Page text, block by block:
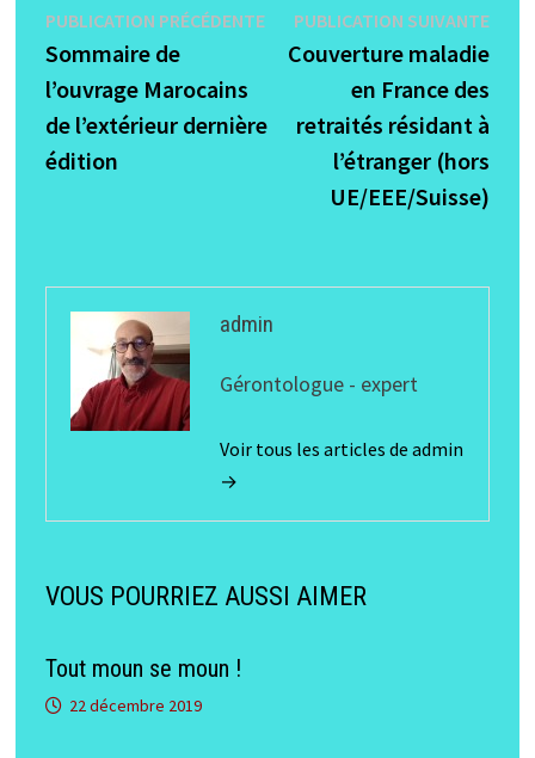
Navigation
de
l’article
PUBLICATION PRÉCÉDENTEPublication
précédente :
Sommaire de
l’ouvrage Marocains
de l’extérieur dernière
édition
PUBLICATION SUIVANTE
Couverture maladie
en France des
retraités résidant à
l’étranger (hors
UE/EEE/Suisse)
admin
Gérontologue - expert
Voir tous les articles de admin
→
VOUS POURRIEZ AUSSI AIMER
Tout moun se moun !
22 décembre 2019